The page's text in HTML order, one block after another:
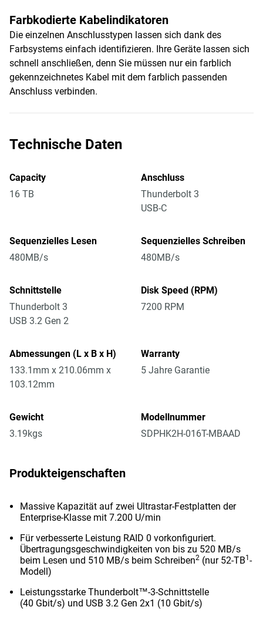
Farbkodierte Kabelindikatoren
Die einzelnen Anschlusstypen lassen sich dank des
Farbsystems einfach identifizieren. Ihre Geräte lassen sich
schnell anschließen, denn Sie müssen nur ein farblich
gekennzeichnetes Kabel mit dem farblich passenden
Anschluss verbinden.
Technische Daten
Capacity
16 TB
Anschluss
Thunderbolt 3
USB-C
Sequenzielles Lesen
480MB/s
Sequenzielles Schreiben
480MB/s
Schnittstelle
Thunderbolt 3
USB 3.2 Gen 2
Disk Speed (RPM)
7200 RPM
Abmessungen (L x B x H)
133.1mm x 210.06mm x
103.12mm
Warranty
5 Jahre Garantie
Gewicht
3.19kgs
Modellnummer
SDPHK2H-016T-MBAAD
Produkteigenschaften
Massive Kapazität auf zwei Ultrastar-Festplatten der
Enterprise-Klasse mit 7.200 U/min
Für verbesserte Leistung RAID 0 vorkonfiguriert.
Übertragungsgeschwindigkeiten von bis zu 520 MB/s
beim Lesen und 510 MB/s beim Schreiben2 (nur 52-TB1 -
Modell)
Leistungsstarke Thunderbolt™-3-Schnittstelle
(40 Gbit/s) und USB 3.2 Gen 2x1 (10 Gbit/s)